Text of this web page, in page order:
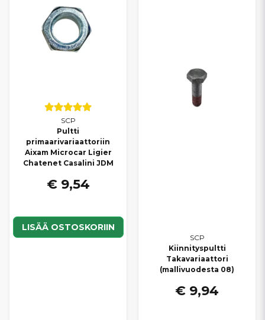
SCP
Pultti
primaarivariaattoriin
Aixam Microcar Ligier
Chatenet Casalini JDM
€ 9,54
LISÄÄ OSTOSKORIIN
SCP
Kiinnityspultti
Takavariaattori
(mallivuodesta 08)
€ 9,94